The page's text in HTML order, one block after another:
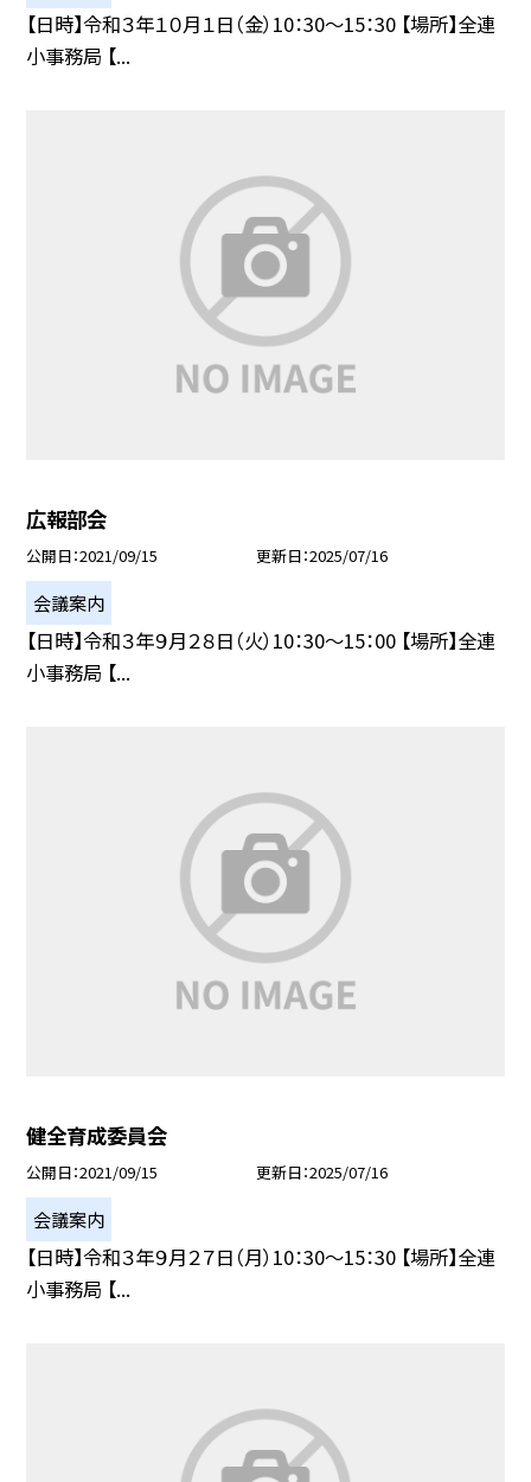
【日時】令和３年１０月１日（金）10：30〜15：30 【場所】全連
小事務局 【...
広報部会
公開日 2021/09/15 更新日 2025/07/16
会議案内
【日時】令和３年９月２８日（火）10：30〜15：00 【場所】全連
小事務局 【...
健全育成委員会
公開日 2021/09/15 更新日 2025/07/16
会議案内
【日時】令和３年９月２７日（月）10：30〜15：30 【場所】全連
小事務局 【...